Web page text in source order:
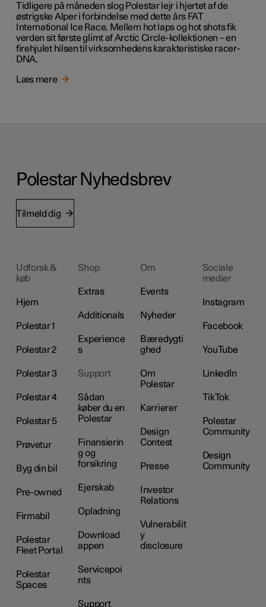
Tidligere på måneden slog Polestar lejr i hjertet af de
østrigske Alper i forbindelse med dette års FAT
International Ice Race. Mellem hot laps og hot shots fik
verden sit første glimt af Arctic Circle-kollektionen – en
firehjulet hilsen til virksomhedens karakteristiske racer-
DNA.
Læs mere
Polestar Nyhedsbrev
Tilmeld dig
Udforsk &
køb
Hjem
Polestar 1
Polestar 2
Polestar 3
Polestar 4
Polestar 5
Prøvetur
Byg din bil
Pre-owned
Firmabil
Polestar
Fleet Portal
Polestar
Spaces
Shop
Extras
Additionals
Experience
s
Support
Sådan
køber du en
Polestar
Finansierin
g og
forsikring
Ejerskab
Opladning
Download
appen
Servicepoi
nts
Support
Om
Events
Nyheder
Bæredygti
ghed
Om
Polestar
Karrierer
Design
Contest
Presse
Investor
Relations
Vulnerabilit
y
disclosure
Sociale
medier
Instagram
Facebook
YouTube
LinkedIn
TikTok
Polestar
Community
Design
Community